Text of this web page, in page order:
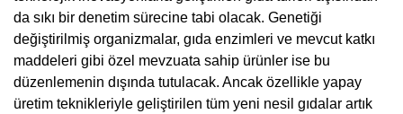
da sıkı bir denetim sürecine tabi olacak. Genetiği
değiştirilmiş organizmalar, gıda enzimleri ve mevcut katkı
maddeleri gibi özel mevzuata sahip ürünler ise bu
düzenlemenin dışında tutulacak. Ancak özellikle yapay
üretim teknikleriyle geliştirilen tüm yeni nesil gıdalar artık